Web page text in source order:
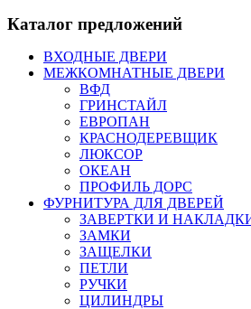
Каталог предложений
ВХОДНЫЕ ДВЕРИ
МЕЖКОМНАТНЫЕ ДВЕРИ
ВФД
ГРИНСТАЙЛ
ЕВРОПАН
КРАСНОДЕРЕВЩИК
ЛЮКСОР
ОКЕАН
ПРОФИЛЬ ДОРС
ФУРНИТУРА ДЛЯ ДВЕРЕЙ
ЗАВЕРТКИ И
ЗАМКИ
ЗАЩЕЛКИ
ПЕТЛИ
РУЧКИ
ЦИЛИНДРЫ